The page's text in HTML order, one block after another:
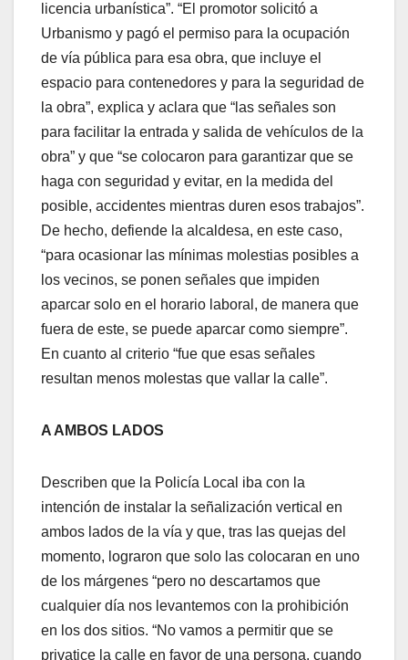
licencia urbanística”. “El promotor solicitó a
Urbanismo y pagó el permiso para la ocupación
de vía pública para esa obra, que incluye el
espacio para contenedores y para la seguridad de
la obra”, explica y aclara que “las señales son
para facilitar la entrada y salida de vehículos de la
obra” y que “se colocaron para garantizar que se
haga con seguridad y evitar, en la medida del
posible, accidentes mientras duren esos trabajos”.
De hecho, defiende la alcaldesa, en este caso,
“para ocasionar las mínimas molestias posibles a
los vecinos, se ponen señales que impiden
aparcar solo en el horario laboral, de manera que
fuera de este, se puede aparcar como siempre”.
En cuanto al criterio “fue que esas señales
resultan menos molestas que vallar la calle”.
A AMBOS LADOS
Describen que la Policía Local iba con la
intención de instalar la señalización vertical en
ambos lados de la vía y que, tras las quejas del
momento, lograron que solo las colocaran en uno
de los márgenes “pero no descartamos que
cualquier día nos levantemos con la prohibición
en los dos sitios. “No vamos a permitir que se
privatice la calle en favor de una persona, cuando